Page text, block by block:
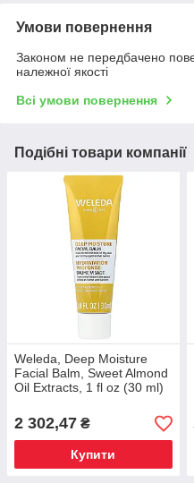
Умови повернення
Законом не передбачено
належної якості
Всі умови повернення
Подібні товари компанії
Weleda, Deep Moisture
Facial Balm, Sweet Almond
Oil Extracts, 1 fl oz (30 ml)
2 302,47 ₴
Купити